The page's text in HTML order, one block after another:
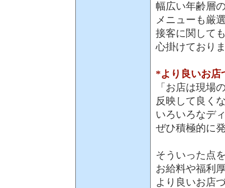
幅広い年齢層
メニューも厳
接客に関して
心掛けており
*より良いお店
「お店は現場
反映して良く
いろいろなデ
ぜひ積極的に
そういった点
お給料や福利
より良いお店